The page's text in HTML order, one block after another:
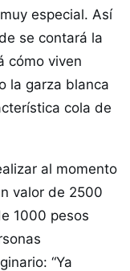
especial. Así
se contará la
cómo viven
la garza blanca
cola de
al momento
valor de 2500
1000 pesos
“Ya